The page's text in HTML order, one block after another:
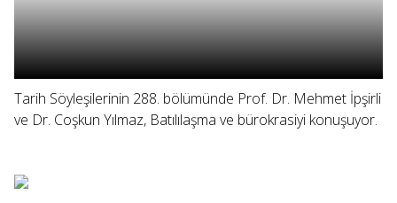
Tarih Söyleşilerinin 288. bölümünde Prof. Dr. Mehmet İpşirli
ve Dr. Coşkun Yılmaz, Batılılaşma ve bürokrasiyi konuşuyor.